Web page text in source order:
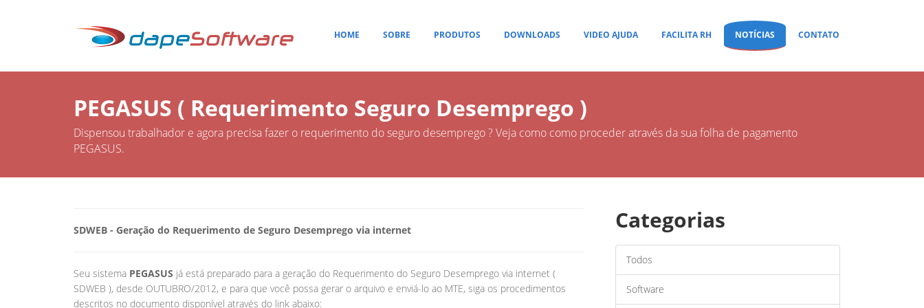
HOME SOBRE PRODUTOS DOWNLOADS VIDEO AJUDA FACILITA RH NOTÍCIAS CONTATO
PEGASUS ( Requerimento Seguro Desemprego )
Dispensou trabalhador e agora precisa fazer o requerimento do seguro desemprego ? Veja como como proceder através da sua folha de pagamento
PEGASUS.
SDWEB - Geração do Requerimento de Seguro Desemprego via internet
Seu sistema PEGASUS já está preparado para a geração do Requerimento do Seguro Desemprego via internet (
SDWEB ), desde OUTUBRO/2012, e para que você possa gerar o arquivo e enviá-lo ao MTE, siga os procedimentos
descritos no documento disponível através do link abaixo:
Categorias
Todos
Software